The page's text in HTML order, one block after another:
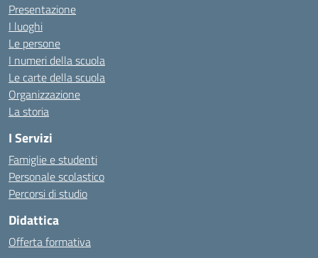
Presentazione
I luoghi
Le persone
I numeri della scuola
Le carte della scuola
Organizzazione
La storia
I Servizi
Famiglie e studenti
Personale scolastico
Percorsi di studio
Didattica
Offerta formativa